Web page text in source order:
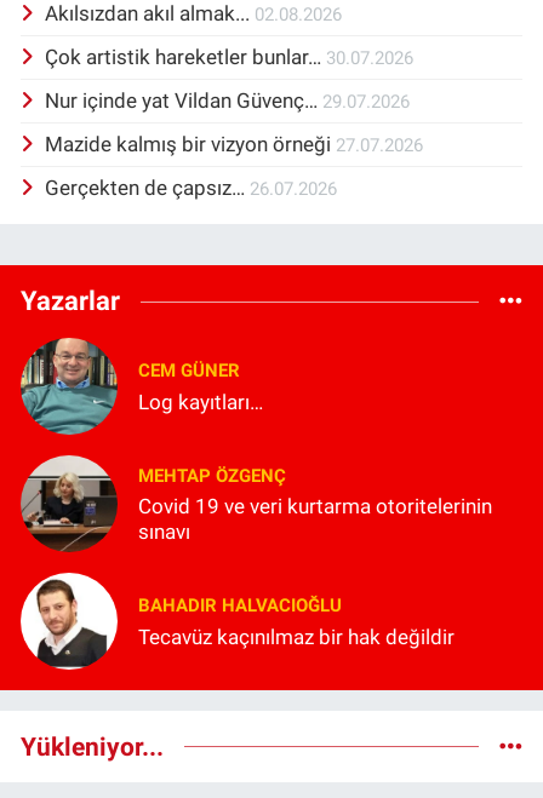
Akılsızdan akıl almak... 02.08.2026
Çok artistik hareketler bunlar… 30.07.2026
Nur içinde yat Vildan Güvenç… 29.07.2026
Mazide kalmış bir vizyon örneği 27.07.2026
Gerçekten de çapsız… 26.07.2026
Yazarlar
CEM GÜNER
Log kayıtları…
MEHTAP ÖZGENÇ
Covid 19 ve veri kurtarma otoritelerinin
sınavı
BAHADIR HALVACIOĞLU
Tecavüz kaçınılmaz bir hak değildir
Yükleniyor...